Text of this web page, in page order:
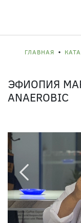
ГЛАВНАЯ
ЭФИОПИЯ
ANAEROBIC